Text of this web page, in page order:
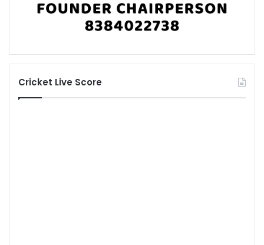
Cricket Live Score